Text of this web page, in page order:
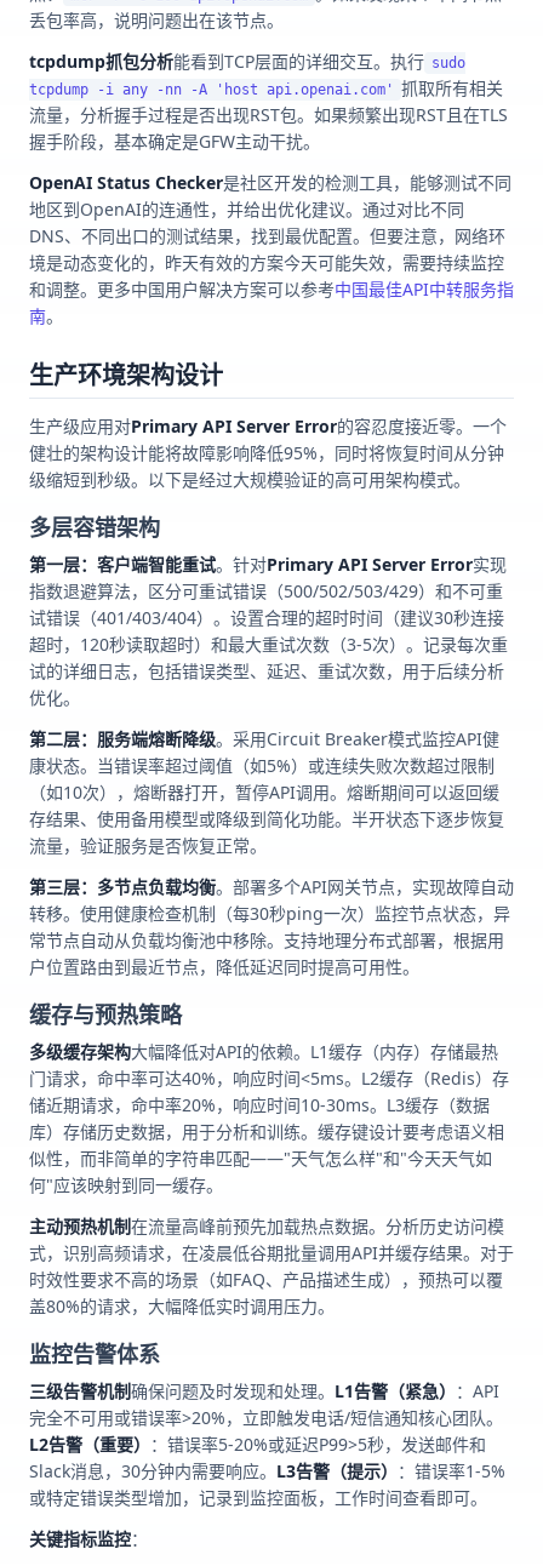
丢包率高，说明问题出在该节点。
tcpdump抓包分析能看到TCP层面的详细交互。执行 sudo
tcpdump -i any -nn -A 'host api.openai.com'
抓取所有相关
流量，分析握手过程是否出现RST包。如果频繁出现RST且在TLS
握手阶段，基本确定是GFW主动干扰。
OpenAI Status Checker是社区开发的检测工具，能够测试不同
地区到OpenAI的连通性，并给出优化建议。通过对比不同
DNS、不同出口的测试结果，找到最优配置。但要注意，网络环
境是动态变化的，昨天有效的方案今天可能失效，需要持续监控
和调整。更多中国用户解决方案可以参考中国最佳API中转服务指
南。
生产环境架构设计
生产级应用对Primary API Server Error的容忍度接近零。一个
健壮的架构设计能将故障影响降低95%，同时将恢复时间从分钟
级缩短到秒级。以下是经过大规模验证的高可用架构模式。
多层容错架构
第一层：客户端智能重试。针对Primary API Server Error实现
指数退避算法，区分可重试错误（500/502/503/429）和不可重
试错误（401/403/404）。设置合理的超时时间（建议30秒连接
超时，120秒读取超时）和最大重试次数（3-5次）。记录每次重
试的详细日志，包括错误类型、延迟、重试次数，用于后续分析
优化。
第二层：服务端熔断降级。采用Circuit Breaker模式监控API健
康状态。当错误率超过阈值（如5%）或连续失败次数超过限制
（如10次），熔断器打开，暂停API调用。熔断期间可以返回缓
存结果、使用备用模型或降级到简化功能。半开状态下逐步恢复
流量，验证服务是否恢复正常。
第三层：多节点负载均衡。部署多个API网关节点，实现故障自动
转移。使用健康检查机制（每30秒ping一次）监控节点状态，异
常节点自动从负载均衡池中移除。支持地理分布式部署，根据用
户位置路由到最近节点，降低延迟同时提高可用性。
缓存与预热策略
多级缓存架构大幅降低对API的依赖。L1缓存（内存）存储最热
门请求，命中率可达40%，响应时间<5ms。L2缓存（Redis）存
储近期请求，命中率20%，响应时间10-30ms。L3缓存（数据
库）存储历史数据，用于分析和训练。缓存键设计要考虑语义相
似性，而非简单的字符串匹配——"天气怎么样"和"今天天气如
何"应该映射到同一缓存。
主动预热机制在流量高峰前预先加载热点数据。分析历史访问模
式，识别高频请求，在凌晨低谷期批量调用API并缓存结果。对于
时效性要求不高的场景（如FAQ、产品描述生成），预热可以覆
盖80%的请求，大幅降低实时调用压力。
监控告警体系
三级告警机制确保问题及时发现和处理。 L1告警（紧急） ：API
完全不可用或错误率>20%，立即触发电话/短信通知核心团队。
L2告警（重要） ：错误率5-20%或延迟P99>5秒，发送邮件和
Slack消息，30分钟内需要响应。 L3告警（提示） ：错误率1-5%
或特定错误类型增加，记录到监控面板，工作时间查看即可。
关键指标监控：